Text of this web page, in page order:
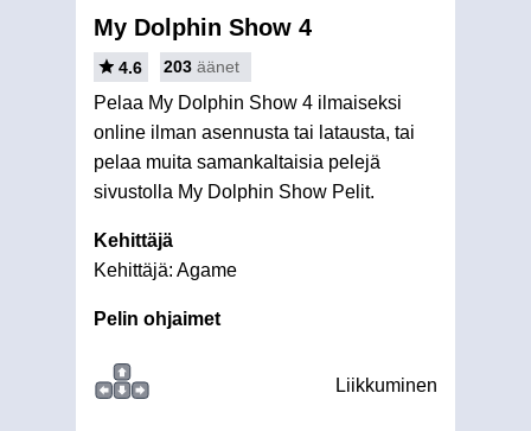
My Dolphin Show 4
4.6 203 äänet
Pelaa My Dolphin Show 4 ilmaiseksi
online ilman asennusta tai latausta, tai
pelaa muita samankaltaisia pelejä
sivustolla My Dolphin Show Pelit.
Kehittäjä
Kehittäjä: Agame
Pelin ohjaimet
Liikkuminen